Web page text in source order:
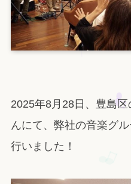
2025年8月28日、豊島
んにて、弊社の音楽グ
行いました！